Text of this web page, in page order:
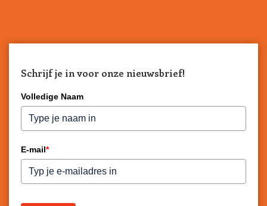
Schrijf je in voor onze nieuwsbrief!
Volledige Naam
E-mail*